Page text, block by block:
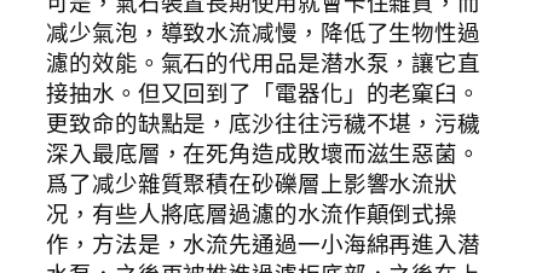
减少氣泡，導致水流减慢，降低了生物性過
濾的效能。氣石的代用品是潜水泵，讓它直
接抽水。但又回到了「電器化」的老窠臼。
更致命的缺點是，底沙往往污穢不堪，污穢
深入最底層，在死角造成敗壞而滋生惡菌。
爲了减少雜質聚積在砂礫層上影響水流狀
况，有些人將底層過濾的水流作顛倒式操
作，方法是，水流先通過一小海綿再進入潜